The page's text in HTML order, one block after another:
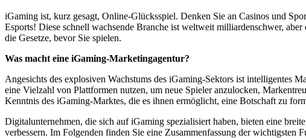
iGaming ist, kurz gesagt, Online-Glücksspiel. Denken Sie an Casinos und
Esports! Diese schnell wachsende Branche ist weltweit milliardenschwer,
die Gesetze, bevor Sie spielen.
Was macht eine iGaming-Marketingagentur?
Angesichts des explosiven Wachstums des iGaming-Sektors ist intelligentes
eine Vielzahl von Plattformen nutzen, um neue Spieler anzulocken,
Kenntnis des iGaming-Marktes, die es ihnen ermöglicht, eine Botschaft zu
Digitalunternehmen, die sich auf iGaming spezialisiert haben, bieten eine
verbessern. Im Folgenden finden Sie eine Zusammenfassung der wichtigsten